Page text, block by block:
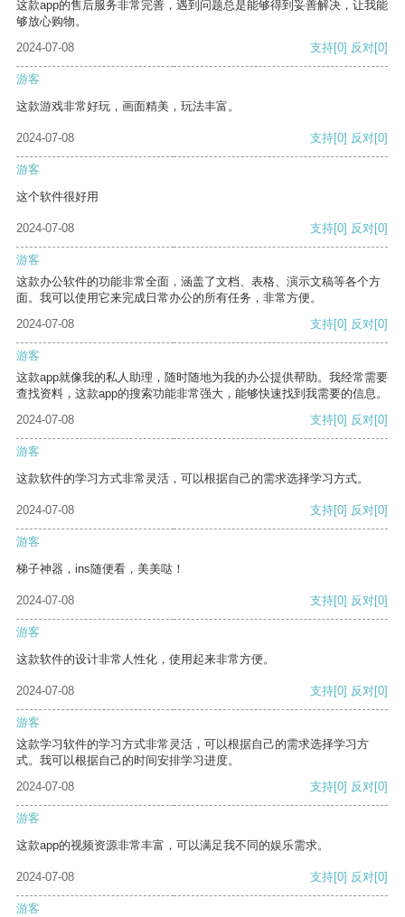
这款app的售后服务非常完善，遇到问题总是能够得到妥善解决，让我能
够放心购物。
2024-07-08
支持[0] 反对[0]
游客
这款游戏非常好玩，画面精美，玩法丰富。
2024-07-08 支持[0] 反对[0]
游客
这个软件很好用
2024-07-08 支持[0] 反对[0]
游客
这款办公软件的功能非常全面，涵盖了文档、表格、演示文稿等各个方
面。我可以使用它来完成日常办公的所有任务，非常方便。
2024-07-08
支持[0] 反对[0]
游客
这款app就像我的私人助理，随时随地为我的办公提供帮助。我经常需要
查找资料，这款app的搜索功能非常强大，能够快速找到我需要的信息。
2024-07-08
支持[0] 反对[0]
游客
这款软件的学习方式非常灵活，可以根据自己的需求选择学习方式。
2024-07-08 支持[0] 反对[0]
游客
梯子神器，ins随便看，美美哒！
2024-07-08 支持[0] 反对[0]
游客
这款软件的设计非常人性化，使用起来非常方便。
2024-07-08 支持[0] 反对[0]
游客
这款学习软件的学习方式非常灵活，可以根据自己的需求选择学习方
式。我可以根据自己的时间安排学习进度。
2024-07-08
支持[0] 反对[0]
游客
这款app的视频资源非常丰富，可以满足我不同的娱乐需求。
2024-07-08 支持[0] 反对[0]
游客